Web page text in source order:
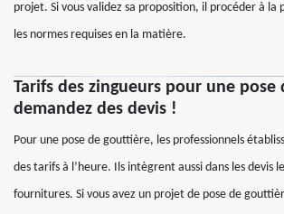
projet. Si vous validez sa proposition, il procéder à la
les normes requises en la matière.
Tarifs des zingueurs pour une pose
demandez des devis !
Pour une pose de gouttière, les professionnels
des tarifs à l’heure. Ils intègrent aussi dans les devis
fournitures. Si vous avez un projet de pose de